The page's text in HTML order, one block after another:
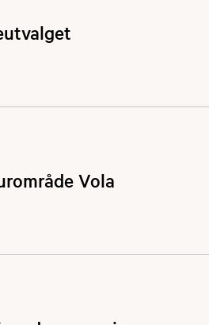
hundeutvalgets egen e-
Vola